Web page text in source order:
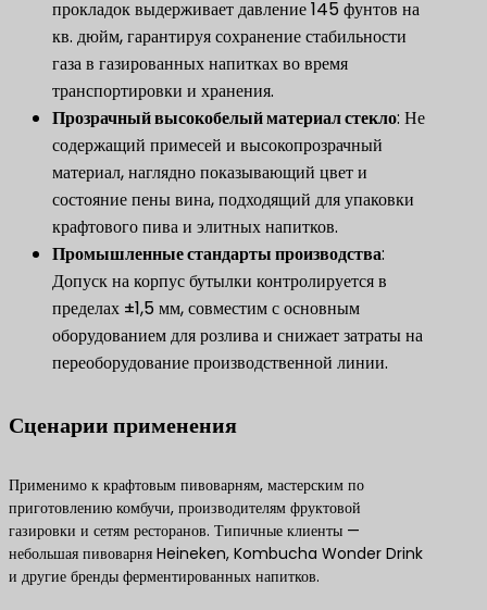
прокладок выдерживает давление 145 фунтов на
кв. дюйм, гарантируя сохранение стабильности
газа в газированных напитках во время
транспортировки и хранения.
​Прозрачный высокобелый материал стекло​​: Не
содержащий примесей и высокопрозрачный
материал, наглядно показывающий цвет и
состояние пены вина, подходящий для упаковки
крафтового пива и элитных напитков.
​Промышленные стандарты производства​​:
Допуск на корпус бутылки контролируется в
пределах ±1,5 мм, совместим с основным
оборудованием для розлива и снижает затраты на
переоборудование производственной линии.
Сценарии применения
Применимо к крафтовым пивоварням, мастерским по
приготовлению комбучи, производителям фруктовой
газировки и сетям ресторанов. Типичные клиенты —
небольшая пивоварня Heineken, Kombucha Wonder Drink
и другие бренды ферментированных напитков.